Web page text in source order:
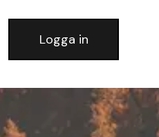
Logga in